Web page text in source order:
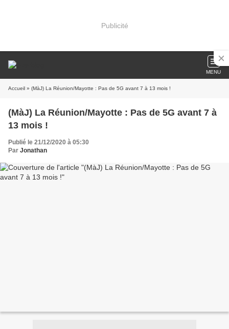
Publicité
MENU
Accueil » (MàJ) La Réunion/Mayotte : Pas de 5G avant 7 à 13 mois !
(MàJ) La Réunion/Mayotte : Pas de 5G avant 7 à
13 mois !
Publié le 21/12/2020 à 05:30
Par Jonathan